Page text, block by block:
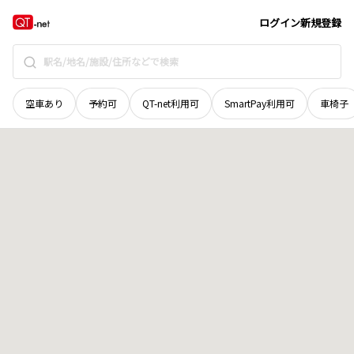
ログイン新規登録
空車あり 予約可 QT-net利用可 SmartPay利用可 車椅子
北海道